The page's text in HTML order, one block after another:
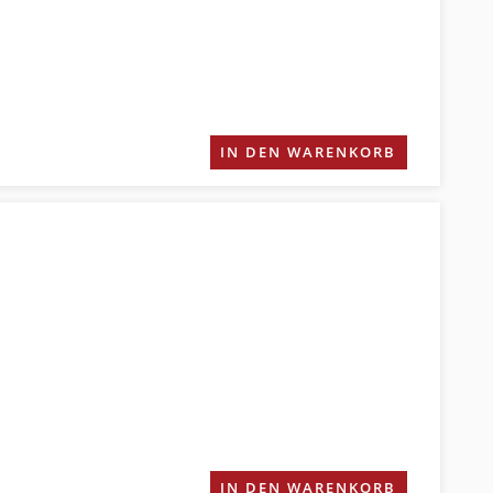
IN DEN WARENKORB
IN DEN WARENKORB